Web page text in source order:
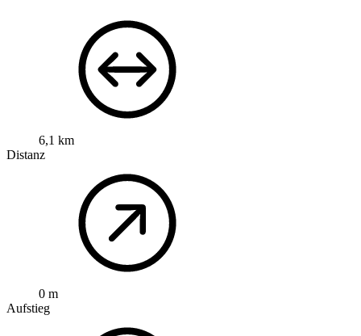
6,1 km
Distanz
0 m
Aufstieg